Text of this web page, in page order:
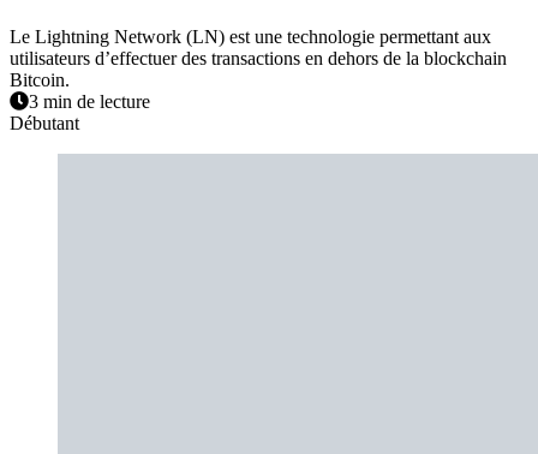
Le Lightning Network (LN) est une technologie permettant aux
utilisateurs d’effectuer des transactions en dehors de la blockchain
Bitcoin.
3 min de lecture
Débutant